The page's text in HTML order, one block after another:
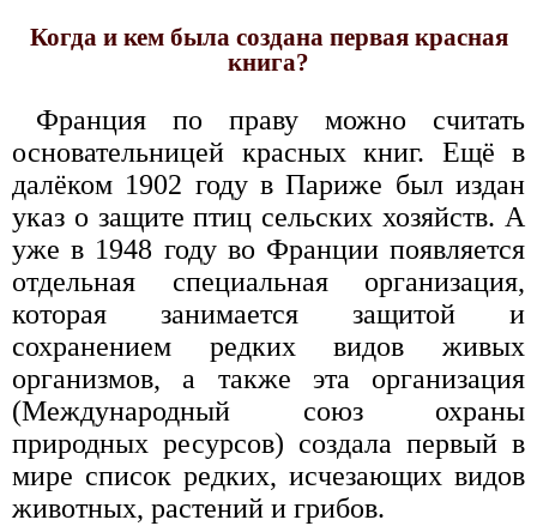
Когда и кем была создана первая красная
книга?
Франция по праву можно считать
основательницей красных книг. Ещё в
далёком 1902 году в Париже был издан
указ о защите птиц сельских хозяйств. А
уже в 1948 году во Франции появляется
отдельная специальная организация,
которая занимается защитой и
сохранением редких видов живых
организмов, а также эта организация
(Международный союз охраны
природных ресурсов) создала первый в
мире список редких, исчезающих видов
животных, растений и грибов.